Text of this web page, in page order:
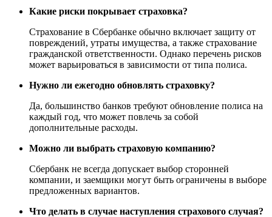
Какие риски покрывает страховка?
Страхование в Сбербанке обычно включает защиту от
повреждений, утраты имущества, а также страхование
гражданской ответственности. Однако перечень рисков
может варьироваться в зависимости от типа полиса.
Нужно ли ежегодно обновлять страховку?
Да, большинство банков требуют обновление полиса на
каждый год, что может повлечь за собой
дополнительные расходы.
Можно ли выбрать страховую компанию?
Сбербанк не всегда допускает выбор сторонней
компании, и заемщики могут быть ограничены в выборе
предложенных вариантов.
Что делать в случае наступления страхового случая?